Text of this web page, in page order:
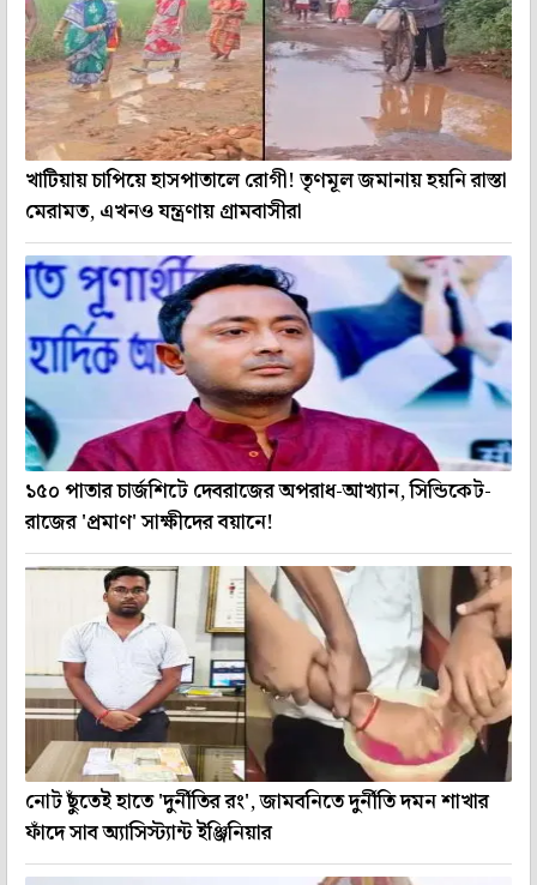
খাটিয়ায় চাপিয়ে হাসপাতালে রোগী! তৃণমূল জমানায় হয়নি রাস্তা
মেরামত, এখনও যন্ত্রণায় গ্রামবাসীরা
১৫০ পাতার চার্জশিটে দেবরাজের অপরাধ-আখ্যান, সিন্ডিকেট-
রাজের 'প্রমাণ' সাক্ষীদের বয়ানে!
নোট ছুঁতেই হাতে 'দুর্নীতির রং', জামবনিতে দুর্নীতি দমন শাখার
ফাঁদে সাব অ্যাসিস্ট্যান্ট ইঞ্জিনিয়ার